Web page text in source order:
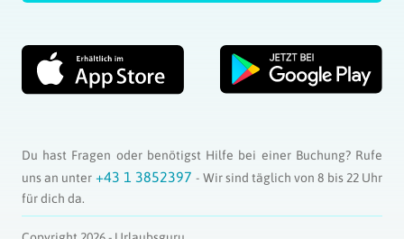
Du hast Fragen oder benötigst Hilfe bei einer Buchung? Rufe
uns an unter +43 1 3852397- Wir sind täglich von 8 bis 22 Uhr
für dich da.